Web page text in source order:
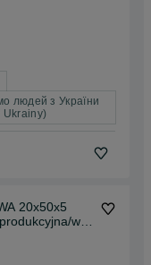
людей з України
Ukrainy)
20x50x5
war